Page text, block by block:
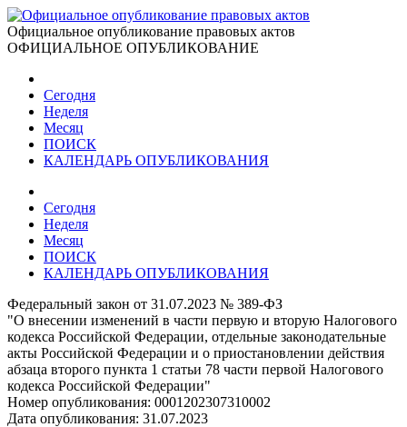
Официальное опубликование правовых актов
ОФИЦИАЛЬНОЕ ОПУБЛИКОВАНИЕ
Сегодня
Неделя
Месяц
ПОИСК
КАЛЕНДАРЬ ОПУБЛИКОВАНИЯ
Сегодня
Неделя
Месяц
ПОИСК
КАЛЕНДАРЬ ОПУБЛИКОВАНИЯ
Федеральный закон от 31.07.2023 № 389-ФЗ
"О внесении изменений в части первую и вторую Налогового
кодекса Российской Федерации, отдельные законодательные
акты Российской Федерации и о приостановлении действия
абзаца второго пункта 1 статьи 78 части первой Налогового
кодекса Российской Федерации"
Номер опубликования: 0001202307310002
Дата опубликования: 31.07.2023